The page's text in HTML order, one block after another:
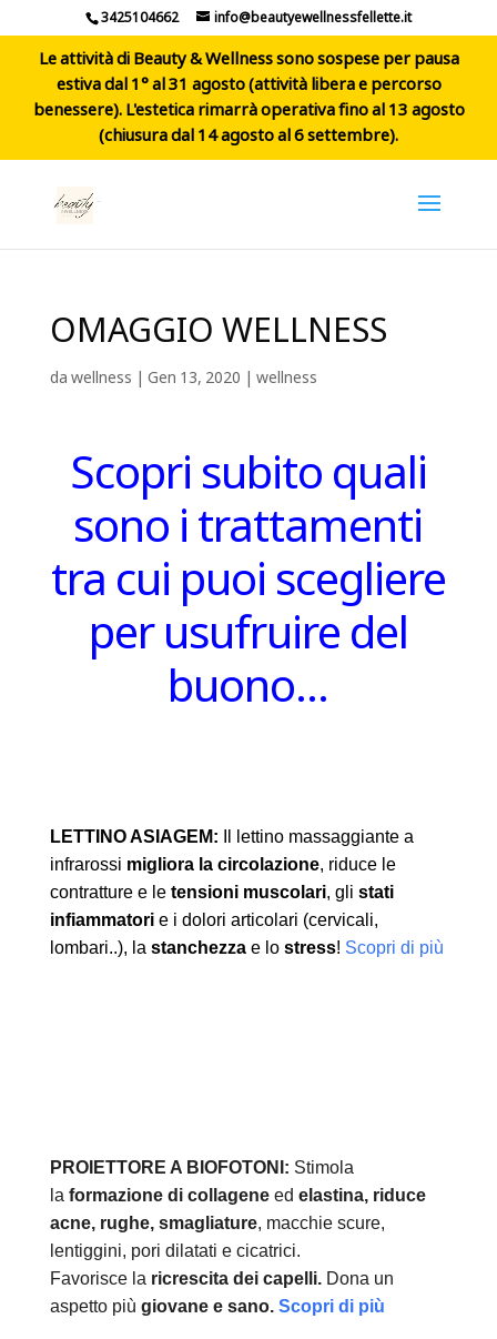
3425104662 info@beautyewellnessfellette.it
Le attività di Beauty & Wellness sono sospese per pausa
estiva dal 1° al 31 agosto (attività libera e percorso
benessere). L'estetica rimarrà operativa fino al 13 agosto
(chiusura dal 14 agosto al 6 settembre).
OMAGGIO WELLNESS
dawellness | Gen 13, 2020 | wellness
Scopri subito quali
sono i trattamenti
tra cui puoi scegliere
per usufruire del
buono…
LETTINO ASIAGEM:
Il lettino massaggiante a
infrarossi migliora la circolazione, riduce le
contratture e le tensioni muscolari, gli stati
infiammatori e i dolori articolari (cervicali,
lombari..), la stanchezzae lo stress! Scopri di più
PROIETTORE A BIOFOTONI: Stimola
la formazione di collagene ed elastina, riduce
acne, rughe, smagliature, macchie scure,
lentiggini, pori dilatati e cicatrici.
Favorisce la ricrescita dei capelli. Dona un
aspetto più giovane e sano. Scopri di più